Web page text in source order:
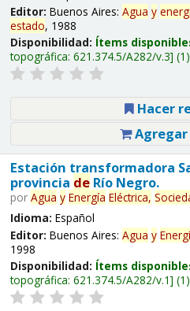
Editor: Buenos Aires: Agua y
estado, 1988
Disponibilidad: Ítems
topográfica: 621.374.5/A282/v.3
Hacer
Estación transformadora
provincia deRío Negro.
por Agua y Energía Eléctrica,
Idioma: Español
Editor: Buenos Aires: Agua y
1998
Disponibilidad: Ítems
topográfica: 621.374.5/A282/v.1